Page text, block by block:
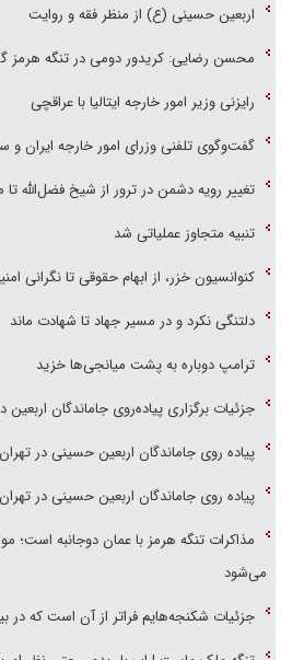
اربعین حسینی (ع) از منظر فقه و روایت
محسن رضایی: کریدور دومی در تنگه هرمز
رایزنی وزیر امور خارجه ایتالیا با عراقچی
گفت‌وگوی تلفنی وزرای امور خارجه ایران و
تغییر رویه دشمن در ترور از شیخ فضل‌الله
تنبیه متجاوز عملیاتی شد
کنوانسیون خزر، از ابهام حقوقی تا نگرانی
دلتنگی نکرد و در مسیر جهاد تا شهادت ماند
ترامپ دوباره به پشت میانجی‌ها خزید
جزئیات برگزاری پیاده‌روی جاماندگان اربعین
پیاده روی جاماندگان اربعین حسینی در تهران
پیاده روی جاماندگان اربعین حسینی در تهران
مذاکرات تنگه هرمز با عمان دوجانبه است؛
می‌شود
جزئیات شکنجه‌هایم فراتر از آن است که در